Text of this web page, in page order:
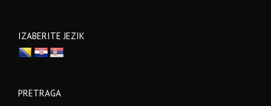
IZABERITE JEZIK
PRETRAGA